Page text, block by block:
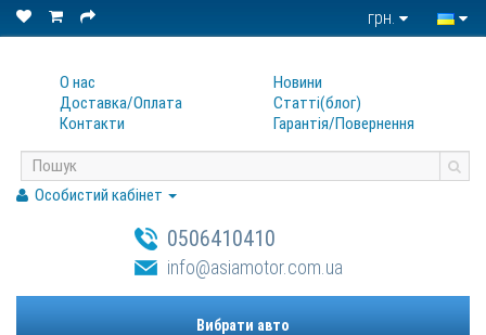
грн.
О нас
Доставка/Оплата
Контакти
Новини
Статтi(блог)
Гарантiя/Повернення
Особистий кабінет
0506410410
info@asiamotor.com.ua
Вибрати авто